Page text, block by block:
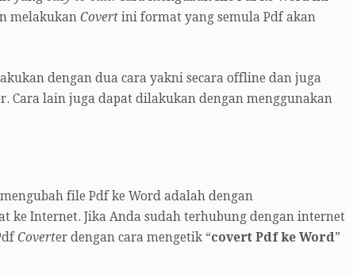
melakukan Covertini format yang semula Pdf akan
dengan dua cara yakni secara offline dan juga
Cara lain juga dapat dilakukan dengan menggunakan
file Pdf ke Word adalah dengan
ke Internet. Jika Anda sudah terhubung dengan internet
Coverter dengan cara mengetik “covert Pdf ke Word”